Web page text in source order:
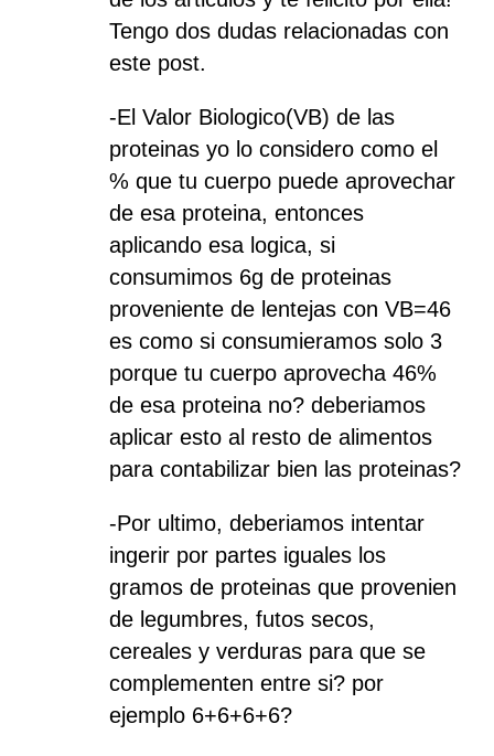
Tengo dos dudas relacionadas con
este post.
-El Valor Biologico(VB) de las
proteinas yo lo considero como el
% que tu cuerpo puede aprovechar
de esa proteina, entonces
aplicando esa logica, si
consumimos 6g de proteinas
proveniente de lentejas con VB=46
es como si consumieramos solo 3
porque tu cuerpo aprovecha 46%
de esa proteina no? deberiamos
aplicar esto al resto de alimentos
para contabilizar bien las proteinas?
-Por ultimo, deberiamos intentar
ingerir por partes iguales los
gramos de proteinas que provenien
de legumbres, futos secos,
cereales y verduras para que se
complementen entre si? por
ejemplo 6+6+6+6?